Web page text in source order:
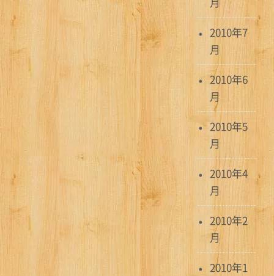
2010年7
月
2010年6
月
2010年5
月
2010年4
月
2010年2
月
2010年1